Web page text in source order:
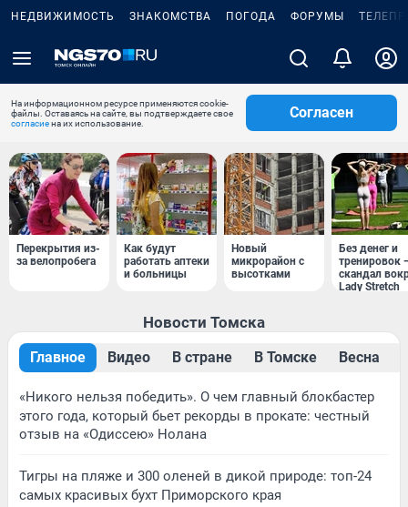
НЕДВИЖИМОСТЬ ЗНАКОМСТВА ПОГОДА ФОРУМЫ
На информационном ресурсе применяются cookie-
файлы. Оставаясь на сайте, вы подтверждаете свое
согласиена их использование.
Согласен
Перекрытия из-
за велопробега
Как будут
работать аптеки
и больницы
Новый
микрорайон с
высотками
Без денег и
тренировок
скандал
Lady Stretch
Новости Томска
Главное Видео В стране В Томске Весна
«Никого нельзя победить». О чем главный блокбастер
этого года, который бьет рекорды в прокате: честный
отзыв на «Одиссею» Нолана
Тигры на пляже и 300 оленей в дикой природе: топ-24
самых красивых бухт Приморского края